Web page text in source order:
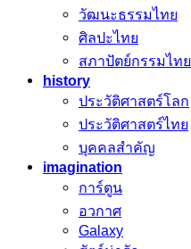
วัฒนะธรรมไทย
ศิลปะไทย
สภาปัตย์กรรมไทย
history
ประวัติศาสตร์โลก
ประวัติศาสตร์ไทย
บุคคลสำคัญ
imagination
การ์ตูน
อวกาศ
Galaxy